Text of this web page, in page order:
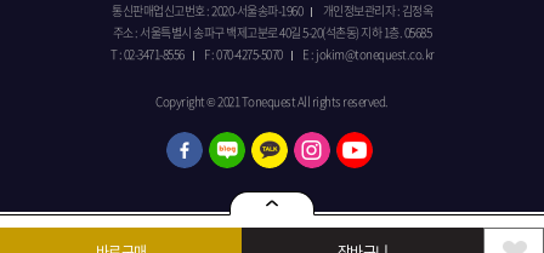
통신판매업신고번호 : 2020-서울송파-1960
개인정보관리자 : 김정옥
주소 : 서울특별시 송파구 백제고분로 40길 5-20(석촌동) 지하 1층. 05685
T : 02-3471-8556
F : 070-4275-5070 E : jokim@tonequest.co.kr
Copyright © 2021 Tonequest All rights reserved.